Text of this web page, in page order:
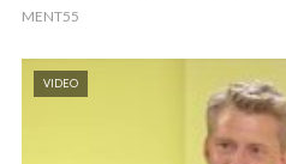
MENT55
VIDEO